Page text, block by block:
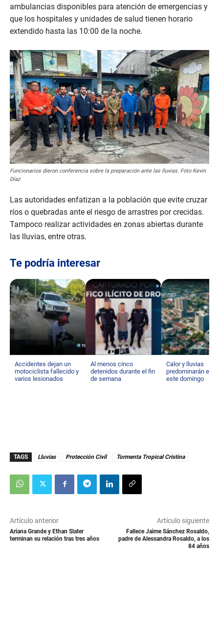
ambulancias disponibles para atención de emergencias y
que los hospitales y unidades de salud tienen horario
extendido hasta las 10:00 de la noche.
Funcionarios dieron conferencia sobre la preparación ante las lluvias. Foto Kevin
Díaz
Las autoridades enfatizan a la población que evite cruzar
ríos o quebradas ante el riesgo de arrastres por crecidas.
Tampoco realizar actividades en zonas abiertas durante
las lluvias, entre otras.
Te podría interesar
Accidentes dejan un
motociclista fallecido y
varios lesionados
Al menos cinco
detenidos durante el fin
de semana
Calor y lluvias
predominarán el
este domingo
TAGS Lluvias Protección Civil Tormenta Tropical Cristina
Artículo anterior
Ariana Grande y Ethan Slater
terminan su relación tras tres años
Artículo siguiente
Fallece Jaime Sánchez Rosaldo,
padre de Alessandra Rosaldo, a los
84 años